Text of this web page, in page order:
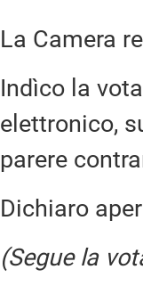
La Camera
Indìco la
elettronico,
parere
Dichiaro
(Segue la